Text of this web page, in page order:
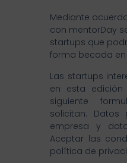
Mediante
con mentorDay
startups que
forma becada en
Las startups
en esta edición
siguiente
solicitan:
empresa y
Aceptar las
política de